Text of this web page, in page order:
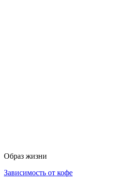
Образ жизни
Зависимость от кофе